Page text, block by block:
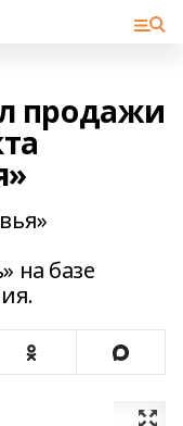
продажи
на базе